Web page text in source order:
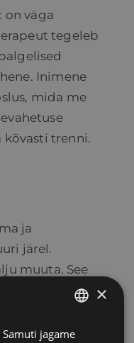
on väga
tegeleb
Inimene
mida me
kõvasti trenni.
ja
järel.
muuta. See
taas oma
ESTONIAN
×
jagame